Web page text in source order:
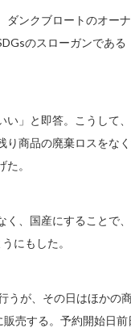
ンクブロートのオー
のスローガンであ
」と即答。こうして
商品の廃棄ロスをな
。
く、国産にすることで
にもした。
うが、その日はほかの
売する。予約開始日